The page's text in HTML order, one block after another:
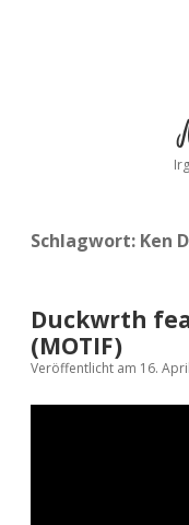
Schlagwort: Ken
Duckwrth
(MOTIF)
Veröffentlicht am 16.